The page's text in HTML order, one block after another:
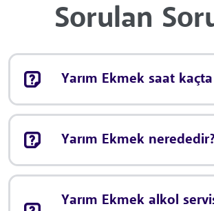
Sorulan
Yarım Ekmek saat kaçta
Yarım Ekmek
Yarım Ekmek alkol